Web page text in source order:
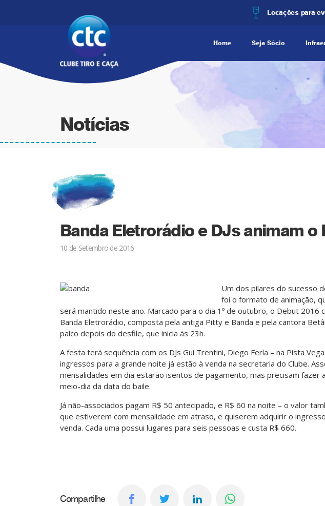
Locações para
Home Seja Sócio
Notícias
Banda Eletrorádio e DJs animam o
10 de Setembro de 2016
Um dos pilares do sucesso
foi o formato de animação,
será mantido neste ano. Marcado para o dia 1º de outubro, o Debut 2016
Banda Eletrorádio, composta pela antiga Pitty e Banda e pela cantora
palco depois do desfile, que inicia às 23h.
A festa terá sequência com os DJs Gui Trentini, Diego Ferla – na Pista
ingressos para a grande noite já estão à venda na secretaria do Clube.
mensalidades em dia estarão isentos de pagamento, mas precisam fazer
meio-dia da data do baile.
Já não-associados pagam R$ 50 antecipado, e R$ 60 na noite – o valor
que estiverem com mensalidade em atraso, e quiserem adquirir o
venda. Cada uma possui lugares para seis pessoas e custa R$ 660.
Compartilhe